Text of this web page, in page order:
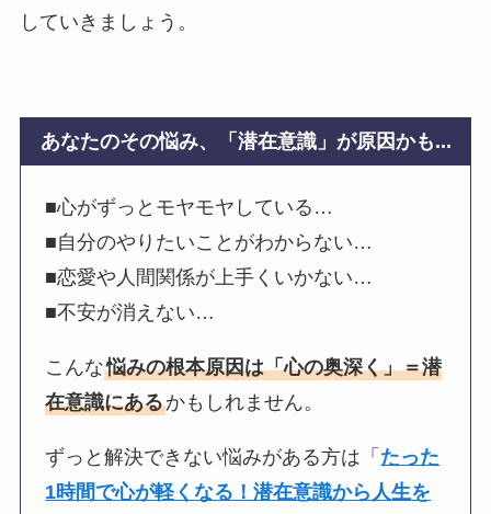
していきましょう。
あなたのその悩み、「潜在意識」が原因かも...
■心がずっとモヤモヤしている…
■自分のやりたいことがわからない…
■恋愛や人間関係が上手くいかない…
■不安が消えない…
こんな悩みの根本原因は「心の奥深く」＝潜
在意識にあるかもしれません。
ずっと解決できない悩みがある方は「 たった
1時間で心が軽くなる！潜在意識から人生を